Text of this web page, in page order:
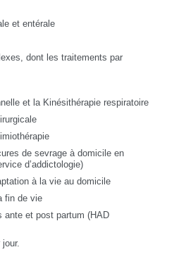
et entérale
dont les traitements par
et la Kinésithérapie respiratoire
de sevrage à domicile en
d’addictologie)
à la vie au domicile
fin de vie
ante et post partum (HAD